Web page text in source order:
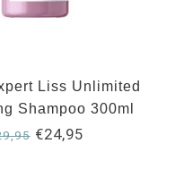
Liss Unlimited
Shampoo 300ml
€24,95